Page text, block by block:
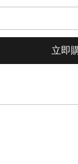
立即